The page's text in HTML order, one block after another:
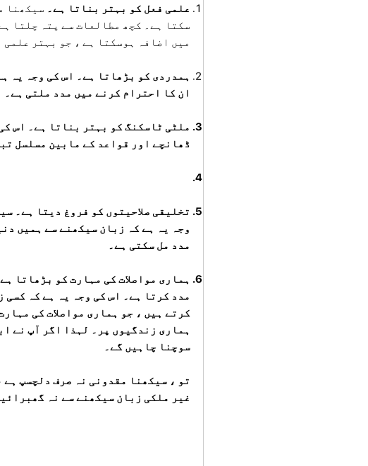
علمی فعل کو بہتر بناتا ہے۔ سیکھنا
سکتا ہے۔ کچھ مطالعات سے پتہ چلتا
میں اضافہ ہوسکتا ہے ، جو بہتر علمی
ہمدردی کو بڑھاتا ہے۔ اس کی وجہ یہ
ان کا احترام کرنے میں مدد ملتی ہے۔
ملٹی ٹاسکنگ کو بہتر بناتا ہے۔ اس
ڈھانچے اور قواعد کے مابین مسلسل
تخلیقی صلاحیتوں کو فروغ دیتا ہے۔
وجہ یہ ہے کہ زبان سیکھنے سے ہمیں
مدد مل سکتی ہے۔
ہماری مواصلات کی مہارت کو بڑھاتا
مدد کرتا ہے۔ اس کی وجہ یہ ہے کہ
کرتے ہیں ، جو ہماری مواصلات کی
ہماری زندگیوں پر۔ لہذا اگر آپ نے
سوچنا چاہیں گے۔
تو ، سیکھنا مقدونی نہ صرف دلچسپ
غیر ملکی زبان سیکھنے سے نہ